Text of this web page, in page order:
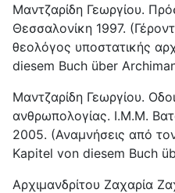
Μαντζαρίδη Γεωργίου.
Θεσσαλονίκη 1997.
θεολόγος υποστατικής
diesem Buch über
Μαντζαρίδη Γεωργίου.
ανθρωπολογίας. Ι.Μ.Μ.
2005. (Αναμνήσεις από
Kapitel von diesem Buch
Αρχιμανδρίτου Ζαχαρία